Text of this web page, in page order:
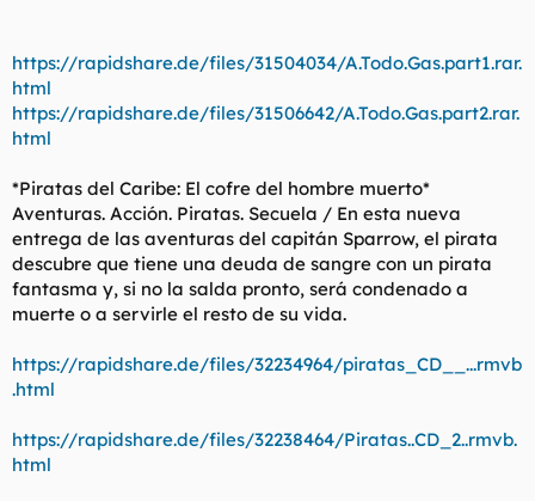
https://rapidshare.de/files/31504034/A.Todo.Gas.part1.rar.
html
https://rapidshare.de/files/31506642/A.Todo.Gas.part2.rar.
html
*Piratas del Caribe: El cofre del hombre muerto*
Aventuras. Acción. Piratas. Secuela / En esta nueva
entrega de las aventuras del capitán Sparrow, el pirata
descubre que tiene una deuda de sangre con un pirata
fantasma y, si no la salda pronto, será condenado a
muerte o a servirle el resto de su vida.
https://rapidshare.de/files/32234964/piratas_CD__...rmvb
.html
https://rapidshare.de/files/32238464/Piratas..CD_2..rmvb.
html